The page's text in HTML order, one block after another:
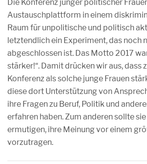
Die Konferenz junger politischer
Austauschplattform in einem
Raum für unpolitische und politisch
letztendlich ein Experiment, das noch
abgeschlossen ist. Das Motto 2017
stärker!“. Damit drücken wir aus, dass
Konferenz als solche junge Frauen
diese dort Unterstützung von
ihre Fragen zu Beruf, Politik und
erfahren haben. Zum anderen sollte
ermutigen, ihre Meinung vor einem
vorzutragen.